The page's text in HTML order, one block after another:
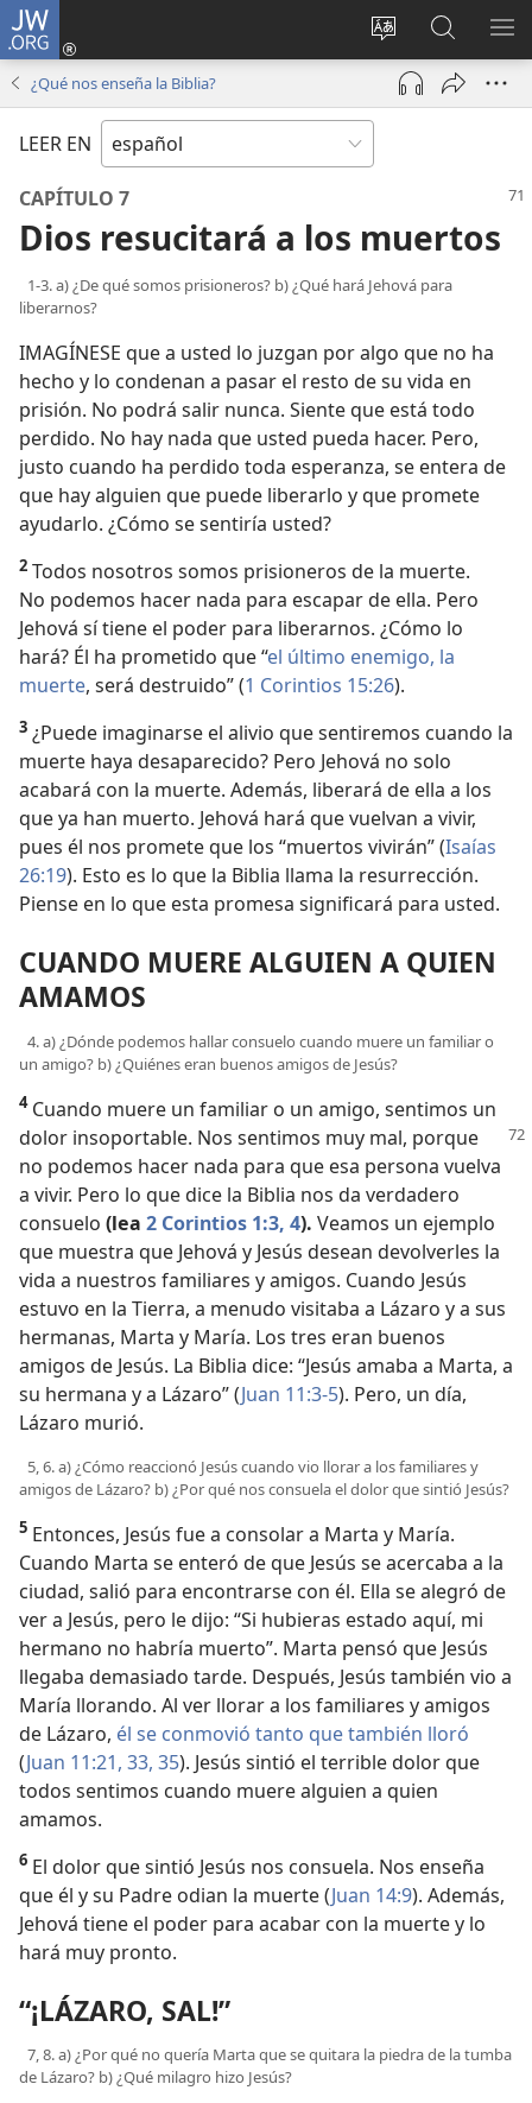
JW.ORG
Cambiar
idioma
del sitio
Iniciar
sesión
(abre
nueva
en
jw.org
¿Qué nos enseña la Biblia?
LEER EN
CAPÍTULO 7
Dios resucitará a los muertos
1-3. a) ¿De qué somos prisioneros? b) ¿Qué hará Jehová para
liberarnos?
IMAGÍNESE que a usted lo juzgan por algo que no ha
hecho y lo condenan a pasar el resto de su vida en
prisión. No podrá salir nunca. Siente que está todo
perdido. No hay nada que usted pueda hacer. Pero,
justo cuando ha perdido toda esperanza, se entera de
que hay alguien que puede liberarlo y que promete
ayudarlo. ¿Cómo se sentiría usted?
2 Todos nosotros somos prisioneros de la muerte.
No podemos hacer nada para escapar de ella. Pero
Jehová sí tiene el poder para liberarnos. ¿Cómo lo
hará? Él ha prometido que “el último enemigo, la
muerte, será destruido” (1 Corintios 15:26).
3 ¿Puede imaginarse el alivio que sentiremos cuando la
muerte haya desaparecido? Pero Jehová no solo
acabará con la muerte. Además, liberará de ella a los
que ya han muerto. Jehová hará que vuelvan a vivir,
pues él nos promete que los “muertos vivirán” (Isaías
26:19). Esto es lo que la Biblia llama la resurrección.
Piense en lo que esta promesa significará para usted.
CUANDO MUERE ALGUIEN A QUIEN
AMAMOS
4. a) ¿Dónde podemos hallar consuelo cuando muere un familiar o
un amigo? b) ¿Quiénes eran buenos amigos de Jesús?
4Cuando muere un familiar o un amigo, sentimos un
dolor insoportable. Nos sentimos muy mal, porque
no podemos hacer nada para que esa persona vuelva
a vivir. Pero lo que dice la Biblia nos da verdadero
consuelo (lea 2 Corintios 1:3, 4). Veamos un ejemplo
que muestra que Jehová y Jesús desean devolverles la
vida a nuestros familiares y amigos. Cuando Jesús
estuvo en la Tierra, a menudo visitaba a Lázaro y a sus
hermanas, Marta y María. Los tres eran buenos
amigos de Jesús. La Biblia dice: “Jesús amaba a Marta, a
su hermana y a Lázaro” (Juan 11:3-5). Pero, un día,
Lázaro murió.
5, 6. a) ¿Cómo reaccionó Jesús cuando vio llorar a los familiares y
amigos de Lázaro? b) ¿Por qué nos consuela el dolor que sintió Jesús?
5 Entonces, Jesús fue a consolar a Marta y María.
Cuando Marta se enteró de que Jesús se acercaba a la
ciudad, salió para encontrarse con él. Ella se alegró de
ver a Jesús, pero le dijo: “Si hubieras estado aquí, mi
hermano no habría muerto”. Marta pensó que Jesús
llegaba demasiado tarde. Después, Jesús también vio a
María llorando. Al ver llorar a los familiares y amigos
de Lázaro, él se conmovió tanto que también lloró
(Juan 11:21, 33, 35). Jesús sintió el terrible dolor que
todos sentimos cuando muere alguien a quien
amamos.
6 El dolor que sintió Jesús nos consuela. Nos enseña
que él y su Padre odian la muerte (Juan 14:9). Además,
Jehová tiene el poder para acabar con la muerte y lo
hará muy pronto.
“¡LÁZARO, SAL!”
7, 8. a) ¿Por qué no quería Marta que se quitara la piedra de la tumba
de Lázaro? b) ¿Qué milagro hizo Jesús?